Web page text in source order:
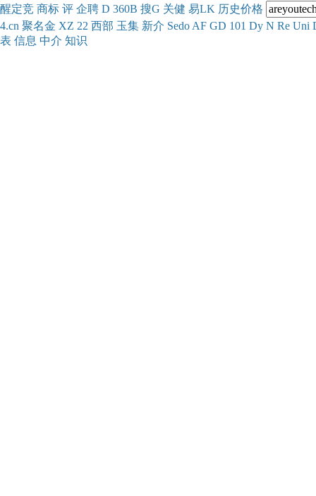
醒定竞 商标 评 企聘 D 360B 搜G 关健 易LK 历史价格
4.cn 聚名金 XZ 22 西部 玉集 新介 Sedo AF GD 101 Dy N Re Uni
表 信息 中介 知识